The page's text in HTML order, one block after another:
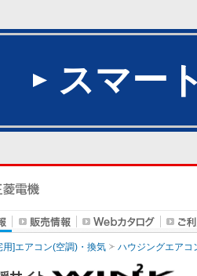
スマー
用]エアコン(空調)・換気 ハウジングエアコ